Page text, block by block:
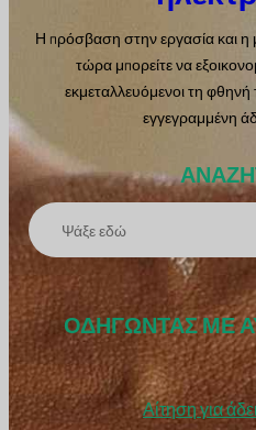
Η πρόσβαση στην εργασία και η
τώρα μπορείτε να
εκμεταλλευόμενοι τη φθηνή
εγγεγραμμένη
Α
ν
α
ζ
ή
τ
η
ΟΔΗΓΏΝΤΑΣ ΜΕ
Αίτηση για